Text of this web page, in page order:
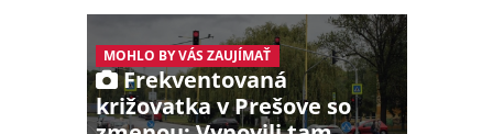
MOHLO BY VÁS ZAUJÍMAŤ
Frekventovaná
križovatka v Prešove so